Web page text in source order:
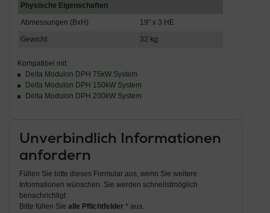
Physische Eigenschaften
Abmessungen (BxH)
19'' x 3 HE
Gewicht
32 kg
Kompatibel mit:
Delta Modulon DPH 75kW System
Delta Modulon DPH 150kW System
Delta Modulon DPH 200kW System
Unverbindlich Informationen
anfordern
Füllen Sie bitte dieses Formular aus, wenn Sie weitere
Informationen wünschen. Sie werden schnellstmöglich
benachrichtigt.
Bitte füllen Sie alle Pflichtfelder * aus.